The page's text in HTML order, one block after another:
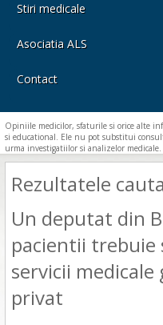
Stiri medicale
Asociatia ALS
Contact
Opiniile medicilor, sfaturile si orice alte
si educational. Ele nu pot substitui
urma investigatiilor si analizelor medicale.
Rezultatele
Un deputat din
pacientii trebuie
servicii
privat